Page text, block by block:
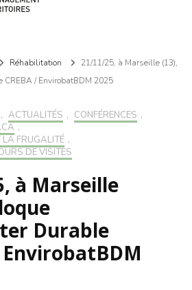
Réhabilitation
21/11/25, à Marseille (13),
/ EnvirobatBDM 2025
, ACTUALITÉS , CONFÉRENCES ,
,
LA FRUGALITÉ ,
DE VISITES
à Marseille
Durable
EnvirobatBDM